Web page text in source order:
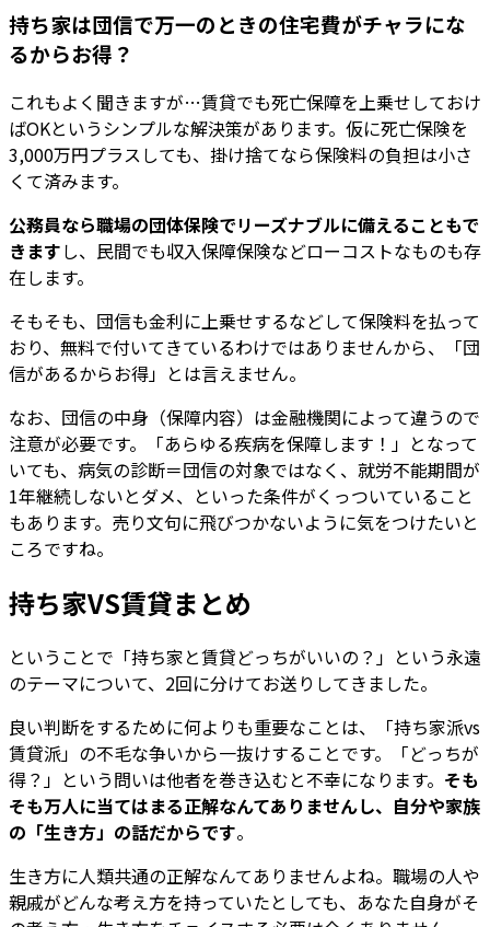
持ち家は団信で万一のときの住宅費がチャラにな
るからお得？
これもよく聞きますが…賃貸でも死亡保障を上乗せしておけ
ばOKというシンプルな解決策があります。仮に死亡保険を
3,000万円プラスしても、掛け捨てなら保険料の負担は小さ
くて済みます。
公務員なら職場の団体保険でリーズナブルに備えることもで
きますし、民間でも収入保障保険などローコストなものも存
在します。
そもそも、団信も金利に上乗せするなどして保険料を払って
おり、無料で付いてきているわけではありませんから、「団
信があるからお得」とは言えません。
なお、団信の中身（保障内容）は金融機関によって違うので
注意が必要です。「あらゆる疾病を保障します！」となって
いても、病気の診断＝団信の対象ではなく、就労不能期間が
1年継続しないとダメ、といった条件がくっついていること
もあります。売り文句に飛びつかないように気をつけたいと
ころですね。
持ち家VS賃貸まとめ
ということで「持ち家と賃貸どっちがいいの？」という永遠
のテーマについて、2回に分けてお送りしてきました。
良い判断をするために何よりも重要なことは、「持ち家派vs
賃貸派」の不毛な争いから一抜けすることです。「どっちが
得？」という問いは他者を巻き込むと不幸になります。 そも
そも万人に当てはまる正解なんてありませんし、自分や家族
の「生き方」の話だからです。
生き方に人類共通の正解なんてありませんよね。職場の人や
親戚がどんな考え方を持っていたとしても、あなた自身がそ